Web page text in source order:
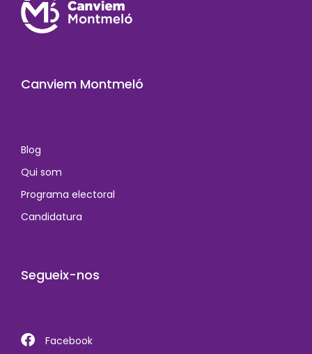
Canviem Montmeló
Blog
Qui som
Programa electoral
Candidatura
Segueix-nos
Facebook